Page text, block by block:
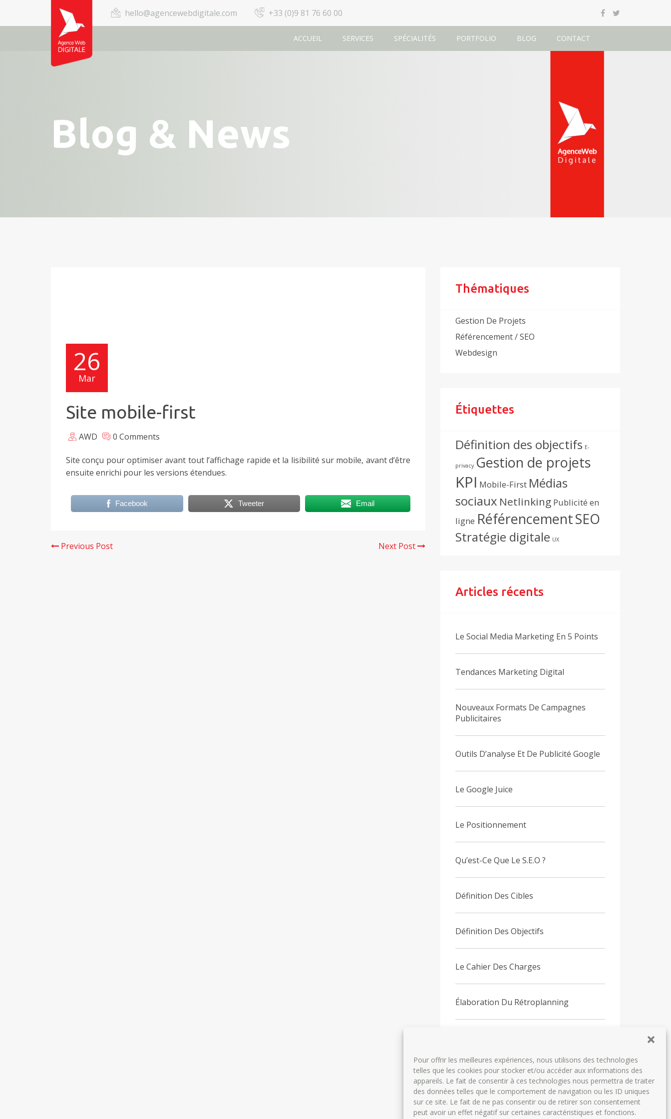
Pour offrir les meilleures expériences, nous utilisons des technologies
telles que les cookies pour stocker et/ou accéder aux informations des
appareils. Le fait de consentir à ces technologies nous permettra de traiter
des données telles que le comportement de navigation ou les ID uniques
sur ce site. Le fait de ne pas consentir ou de retirer son consentement
peut avoir un effet négatif sur certaines caractéristiques et fonctions.
hello@agencewebdigitale.com +33 (0)9 81 76 60 00
ACCUEIL SERVICES SPÉCIALITÉS PORTFOLIO BLOG CONTACT
Blog & News
26
Mar
Site mobile-first
AWD 0 Comments
Site conçu pour optimiser avant tout l’affichage rapide et la lisibilité sur mobile, avant d’être
ensuite enrichi pour les versions étendues.
Facebook Tweeter Email
Previous Post Next Post
Thématiques
Gestion De Projets
Référencement / SEO
Webdesign
Étiquettes
Définition des objectifs E-
privacy Gestion de projets
KPI Mobile-First Médias
sociaux Netlinking Publicité en
ligne RéférencementSEO
Stratégie digitale UX
Articles récents
Le Social Media Marketing En 5 Points
Tendances Marketing Digital
Nouveaux Formats De Campagnes
Publicitaires
Outils D’analyse Et De Publicité Google
Le Google Juice
Le Positionnement
Qu’est-Ce Que Le S.E.O ?
Définition Des Cibles
Définition Des Objectifs
Le Cahier Des Charges
Élaboration Du Rétroplanning